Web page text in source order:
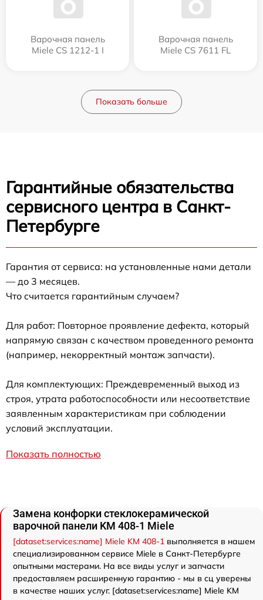
Варочная панель
Miele CS 1212-1 I
Варочная панель
Miele CS 7611 FL
Показать больше
Гарантийные обязательства
сервисного центра в Санкт-
Петербурге
Гарантия от сервиса: на установленные нами детали
— до 3 месяцев.
Что считается гарантийным случаем?
Для работ: Повторное проявление дефекта, который
напрямую связан с качеством проведенного ремонта
(например, некорректный монтаж запчасти).
Для комплектующих: Преждевременный выход из
строя, утрата работоспособности или несоответствие
заявленным характеристикам при соблюдении
условий эксплуатации.
Показать полностью
Замена конфорки стеклокерамической
варочной панели KM 408-1 Miele
[dataset:services:name] Miele KM 408-1 выполняется в нашем
специализированном сервисе Miele в Санкт-Петербурге
опытными мастерами. На все виды услуг и запчасти
предоставляем расширенную гарантию - мы в сц уверены
в качестве наших услуг. [dataset:services:name] Miele KM